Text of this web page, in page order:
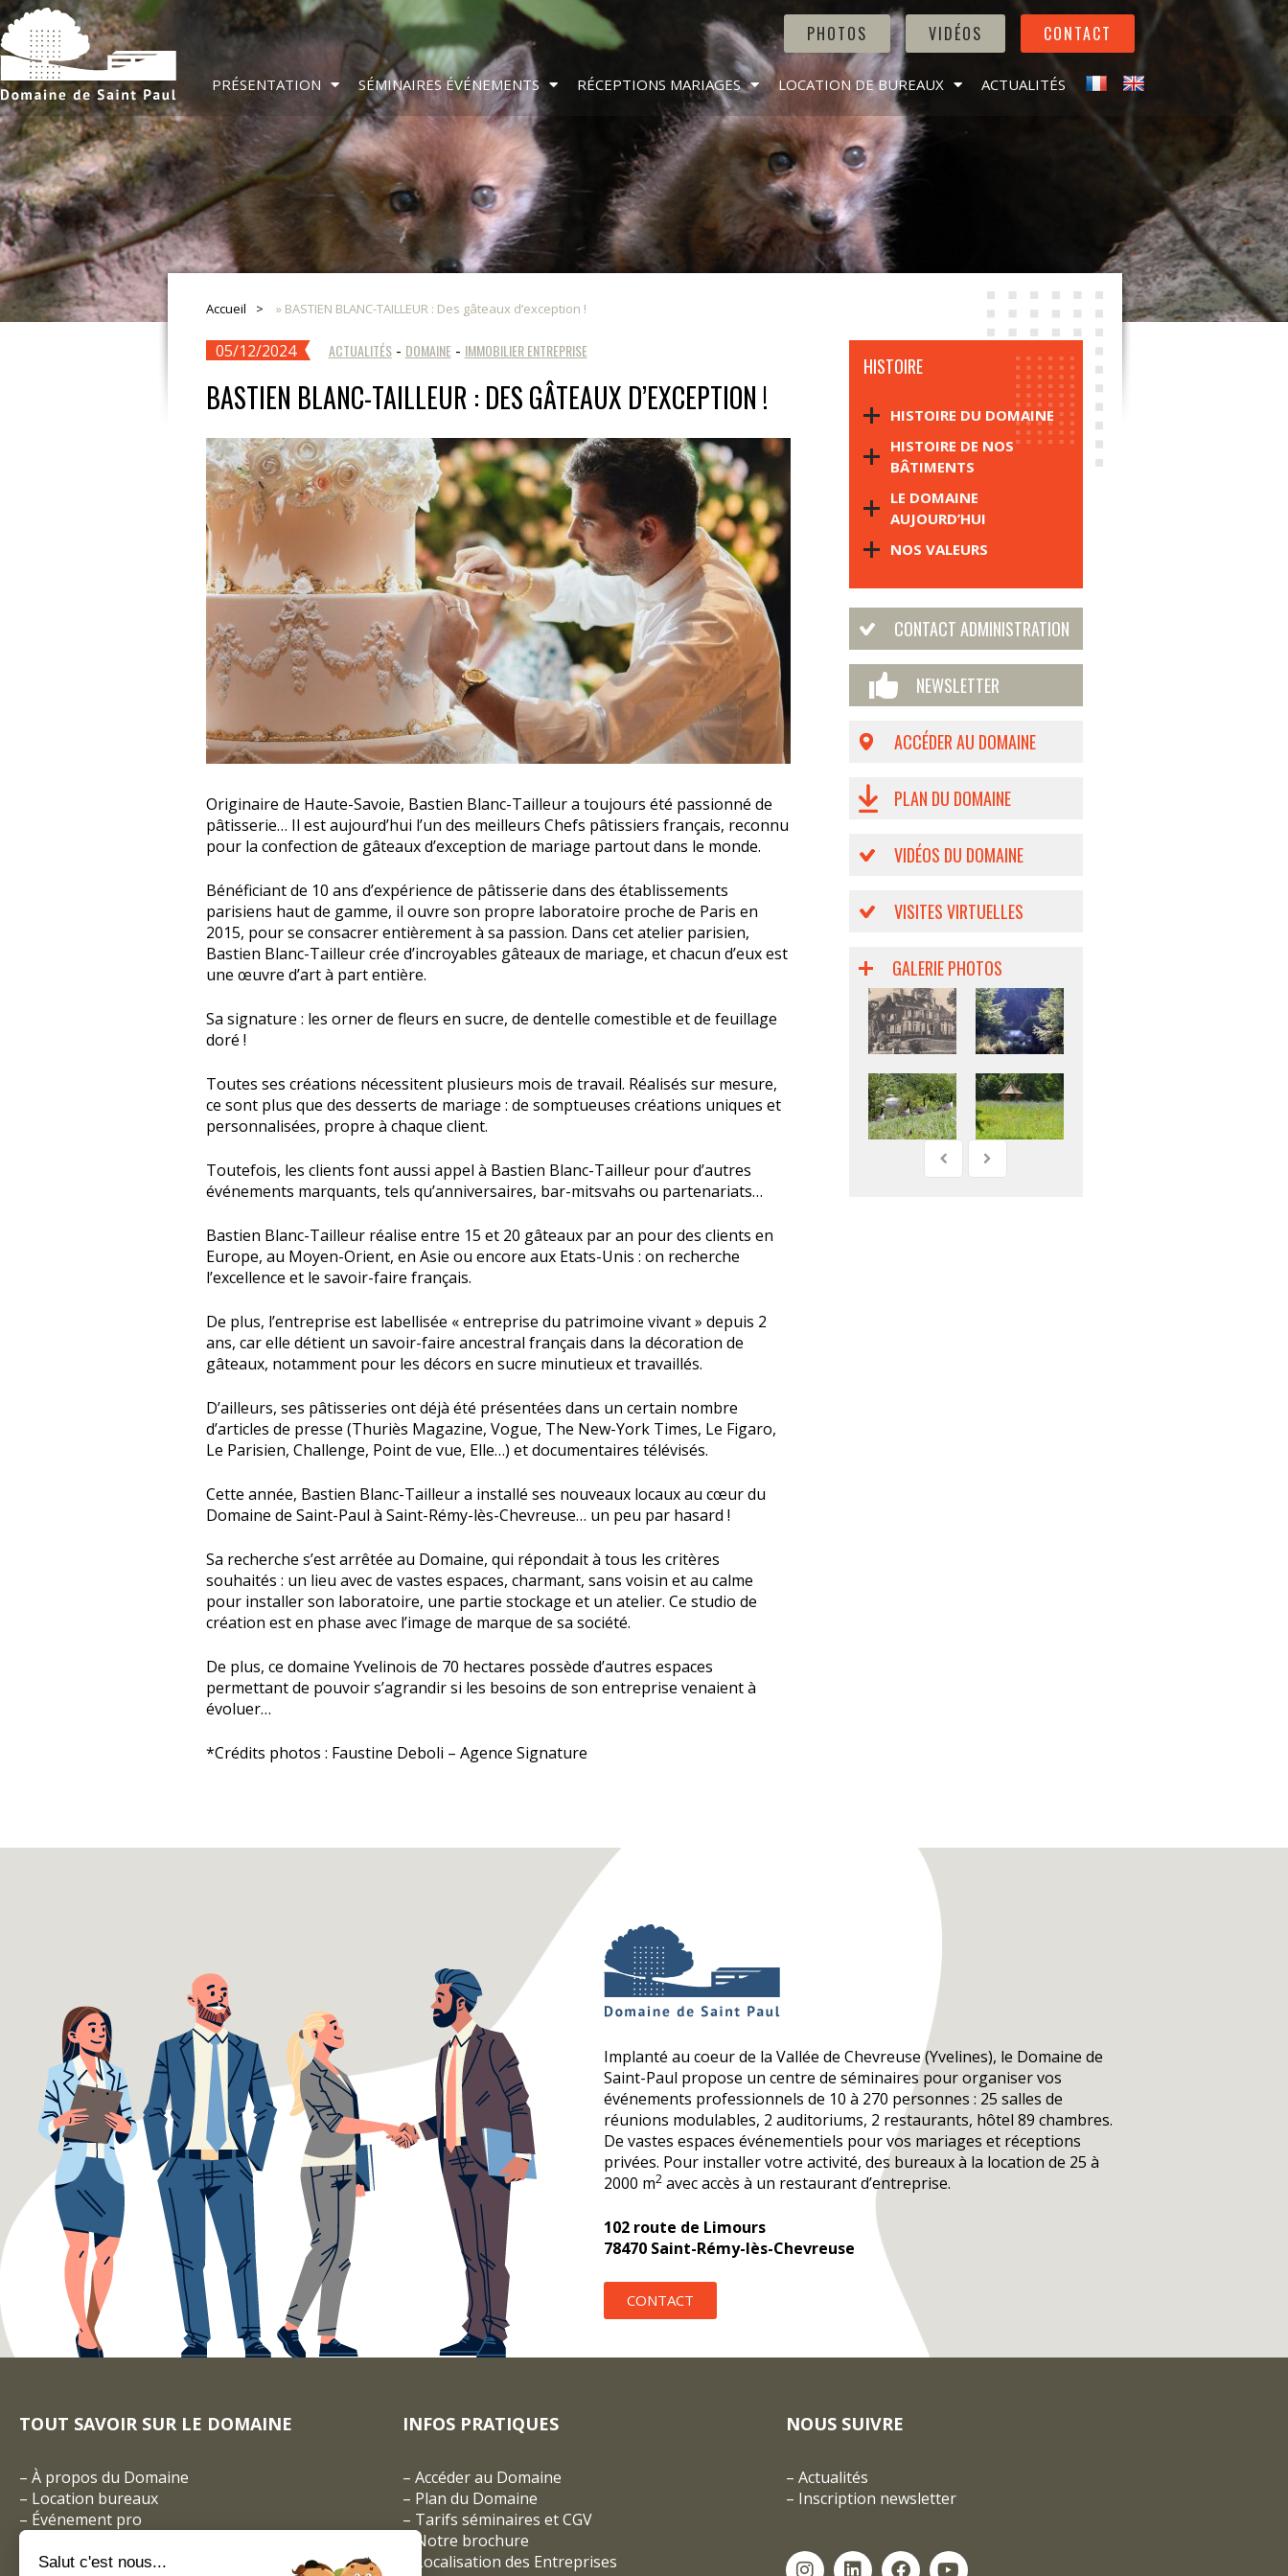
PHOTOS VIDÉOS CONTACT
PRÉSENTATION SÉMINAIRES ÉVÉNEMENTS RÉCEPTIONS MARIAGES LOCATION DE BUREAUX ACTUALITÉS
Accueil » BASTIEN BLANC-TAILLEUR : Des gâteaux d’exception !
05/12/2024 ACTUALITÉS- DOMAINE- IMMOBILIER ENTREPRISE
BASTIEN BLANC-TAILLEUR : DES GÂTEAUX D’EXCEPTION !
Originaire de Haute-Savoie, Bastien Blanc-Tailleur a toujours été passionné de
pâtisserie… Il est aujourd’hui l’un des meilleurs Chefs pâtissiers français, reconnu
pour la confection de gâteaux d’exception de mariage partout dans le monde.
Bénéficiant de 10 ans d’expérience de pâtisserie dans des établissements
parisiens haut de gamme, il ouvre son propre laboratoire proche de Paris en
2015, pour se consacrer entièrement à sa passion. Dans cet atelier parisien,
Bastien Blanc-Tailleur crée d’incroyables gâteaux de mariage, et chacun d’eux est
une œuvre d’art à part entière.
Sa signature : les orner de fleurs en sucre, de dentelle comestible et de feuillage
doré !
Toutes ses créations nécessitent plusieurs mois de travail. Réalisés sur mesure,
ce sont plus que des desserts de mariage : de somptueuses créations uniques et
personnalisées, propre à chaque client.
Toutefois, les clients font aussi appel à Bastien Blanc-Tailleur pour d’autres
événements marquants, tels qu’anniversaires, bar-mitsvahs ou partenariats…
Bastien Blanc-Tailleur réalise entre 15 et 20 gâteaux par an pour des clients en
Europe, au Moyen-Orient, en Asie ou encore aux Etats-Unis : on recherche
l’excellence et le savoir-faire français.
De plus, l’entreprise est labellisée « entreprise du patrimoine vivant » depuis 2
ans, car elle détient un savoir-faire ancestral français dans la décoration de
gâteaux, notamment pour les décors en sucre minutieux et travaillés.
D’ailleurs, ses pâtisseries ont déjà été présentées dans un certain nombre
d’articles de presse (Thuriès Magazine, Vogue, The New-York Times, Le Figaro,
Le Parisien, Challenge, Point de vue, Elle…) et documentaires télévisés.
Cette année, Bastien Blanc-Tailleur a installé ses nouveaux locaux au cœur du
Domaine de Saint-Paul à Saint-Rémy-lès-Chevreuse… un peu par hasard !
Sa recherche s’est arrêtée au Domaine, qui répondait à tous les critères
souhaités : un lieu avec de vastes espaces, charmant, sans voisin et au calme
pour installer son laboratoire, une partie stockage et un atelier. Ce studio de
création est en phase avec l’image de marque de sa société.
De plus, ce domaine Yvelinois de 70 hectares possède d’autres espaces
permettant de pouvoir s’agrandir si les besoins de son entreprise venaient à
évoluer…
*Crédits photos : Faustine Deboli – Agence Signature
HISTOIRE
HISTOIRE DU DOMAINE
HISTOIRE DE NOS
BÂTIMENTS
LE DOMAINE
AUJOURD’HUI
NOS VALEURS
CONTACT ADMINISTRATION
NEWSLETTER
ACCÉDER AU DOMAINE
PLAN DU DOMAINE
VIDÉOS DU DOMAINE
VISITES VIRTUELLES
GALERIE PHOTOS
Implanté au coeur de la Vallée de Chevreuse (Yvelines), le Domaine de
Saint-Paul propose un centre de séminaires pour organiser vos
événements professionnels de 10 à 270 personnes : 25 salles de
réunions modulables, 2 auditoriums, 2 restaurants, hôtel 89 chambres.
De vastes espaces événementiels pour vos mariages et réceptions
privées. Pour installer votre activité, des bureaux à la location de 25 à
2000 m2 avec accès à un restaurant d’entreprise.
102 route de Limours
78470 Saint-Rémy-lès-Chevreuse
CONTACT
TOUT SAVOIR SUR LE DOMAINE
– À propos du Domaine
– Location bureaux
– Événement pro
–
Espace coworking
INFOS PRATIQUES
– Accéder au Domaine
– Plan du Domaine
– Tarifs séminaires et CGV
– Notre brochure
Localisation des Entreprises
NOUS SUIVRE
– Actualités
– Inscription newsletter
Salut c'est nous...